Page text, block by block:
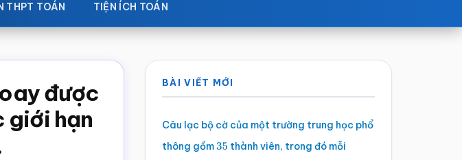
THPT TOÁN TIỆN ÍCH TOÁN
được
giới hạn
Sidebar
chính
BÀI VIẾT MỚI
Câu lạc bộ cờ của một trường trung học phổ
thông gồm35 thành viên, trong đó mỗi